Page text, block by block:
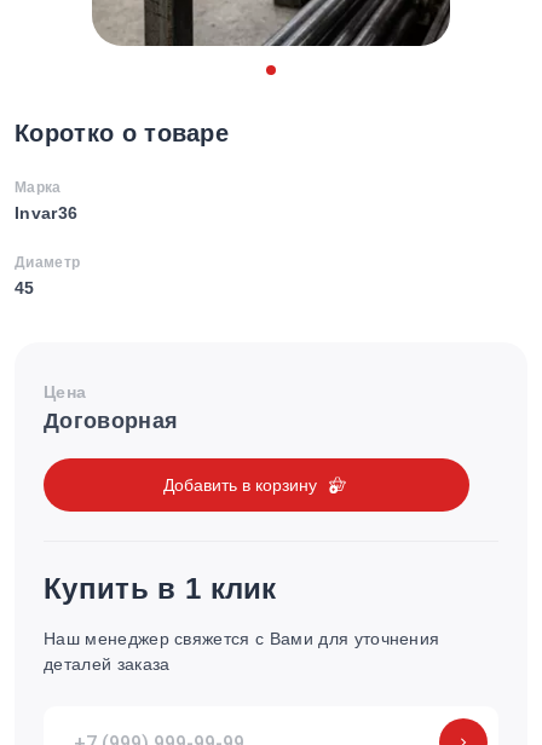
Коротко о товаре
Марка
Invar36
Диаметр
45
Цена
Договорная
Добавить в корзину
Купить в 1 клик
Наш менеджер свяжется с Вами для уточнения
деталей заказа